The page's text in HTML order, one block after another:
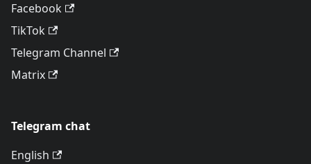
Facebook
TikTok
Telegram Channel
Matrix
Telegram chat
English